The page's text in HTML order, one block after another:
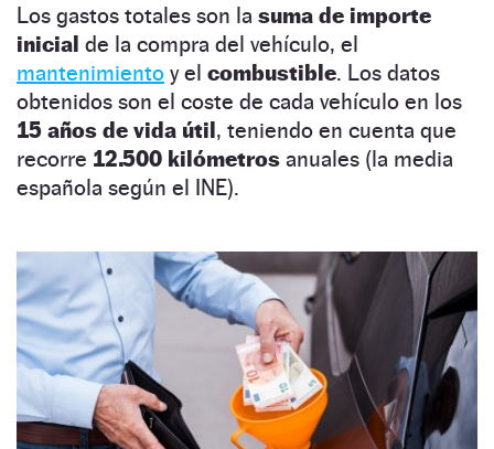
Los gastos totales son la suma de importe
inicial de la compra del vehículo, el
mantenimiento y el combustible. Los datos
obtenidos son el coste de cada vehículo en los
15 años de vida útil, teniendo en cuenta que
recorre 12.500 kilómetros anuales (la media
española según el INE).